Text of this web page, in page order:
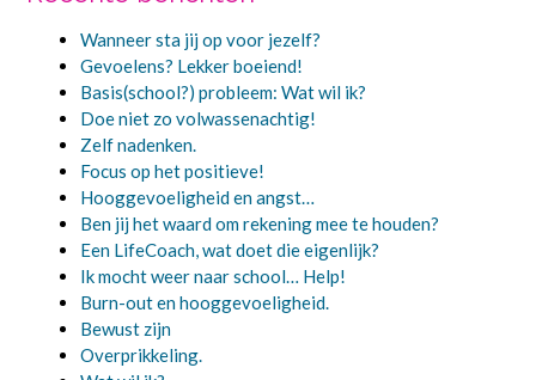
Wanneer sta jij op voor jezelf?
Gevoelens? Lekker boeiend!
Basis(school?) probleem: Wat wil ik?
Doe niet zo volwassenachtig!
Zelf nadenken.
Focus op het positieve!
Hooggevoeligheid en angst…
Ben jij het waard om rekening mee te houden?
Een LifeCoach, wat doet die eigenlijk?
Ik mocht weer naar school… Help!
Burn-out en hooggevoeligheid.
Bewust zijn
Overprikkeling.